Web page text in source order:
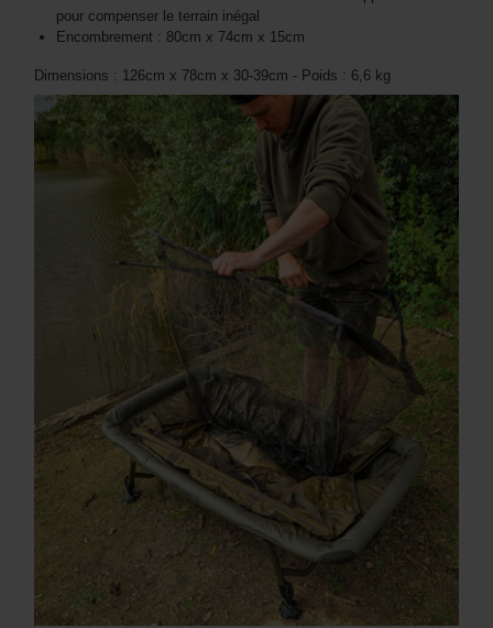
pour compenser le terrain inégal
Encombrement : 80cm x 74cm x 15cm
Dimensions : 126cm x 78cm x 30-39cm - Poids : 6,6 kg